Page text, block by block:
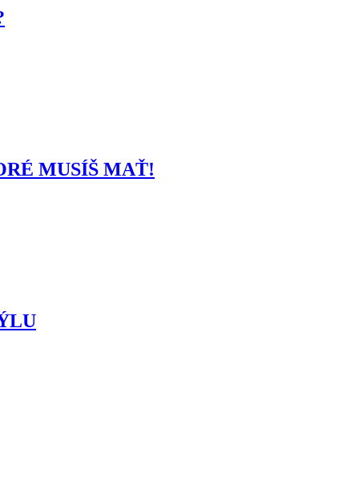
MUSÍŠ MAŤ!